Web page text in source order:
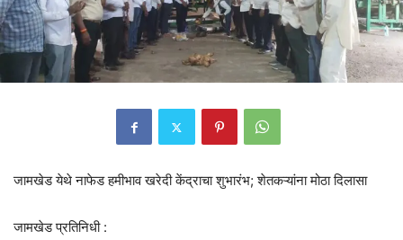
जामखेड येथे नाफेड हमीभाव खरेदी केंद्राचा शुभारंभ; शेतकऱ्यांना मोठा दिलासा
जामखेड प्रतिनिधी :